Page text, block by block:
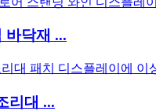
바닥재 ...
리대 ...